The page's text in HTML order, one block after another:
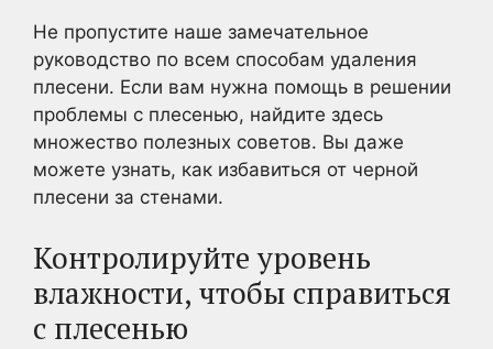
Не пропустите наше замечательное
руководство по всем способам удаления
плесени. Если вам нужна помощь в решении
проблемы с плесенью, найдите здесь
множество полезных советов. Вы даже
можете узнать, как избавиться от черной
плесени за стенами.
Контролируйте уровень
влажности, чтобы справиться
с плесенью